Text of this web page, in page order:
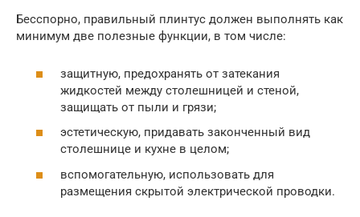
Бесспорно, правильный плинтус должен выполнять как
минимум две полезные функции, в том числе:
защитную, предохранять от затекания
жидкостей между столешницей и стеной,
защищать от пыли и грязи;
эстетическую, придавать законченный вид
столешнице и кухне в целом;
вспомогательную, использовать для
размещения скрытой электрической проводки.